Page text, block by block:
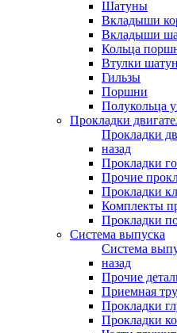
Шатуны
Вкладыши
Вкладыши
Кольца
Втулки
Гильзы
Поршни
Полукольца
Прокладки
Прокладки
назад
Прокладки
Прочие
Прокладки
Комплекты
Прокладки
Система выпуска
Система
назад
Прочие
Приемная
Прокладки
Прокладки